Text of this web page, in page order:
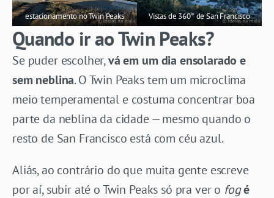
estacionamento no Twin Peaks Vistas de 360° de San Francisco
Quando ir ao Twin Peaks?
Se puder escolher,vá em um dia ensolarado e
sem neblina. O Twin Peaks tem um microclima
meio temperamental e costuma concentrar boa
parte da neblina da cidade — mesmo quando o
resto de San Francisco está com céu azul.
Aliás, ao contrário do que muita gente escreve
por aí, subir até o Twin Peaks só pra ver o fogé